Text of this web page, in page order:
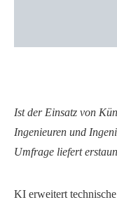
Ist der Einsatz von
Ingenieuren und
Umfrage liefert
KI erweitert